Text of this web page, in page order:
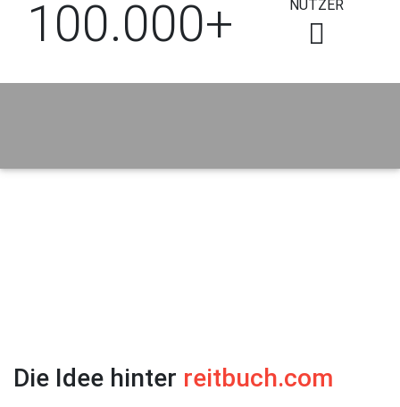
100.000+ NUTZER
Die Idee hinter reitbuch.com